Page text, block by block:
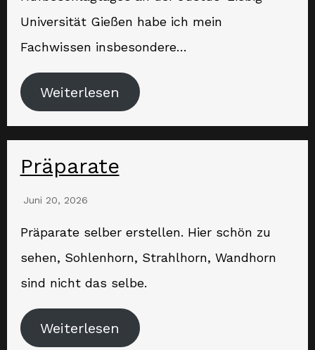
Universität Gießen habe ich mein
Fachwissen insbesondere…
Weiterlesen
Präparate
Juni 20, 2026
Präparate selber erstellen. Hier schön zu
sehen, Sohlenhorn, Strahlhorn, Wandhorn
sind nicht das selbe.
Weiterlesen